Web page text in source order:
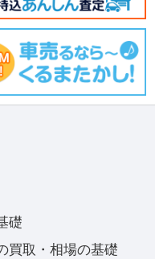
礎
買取・相場の基礎